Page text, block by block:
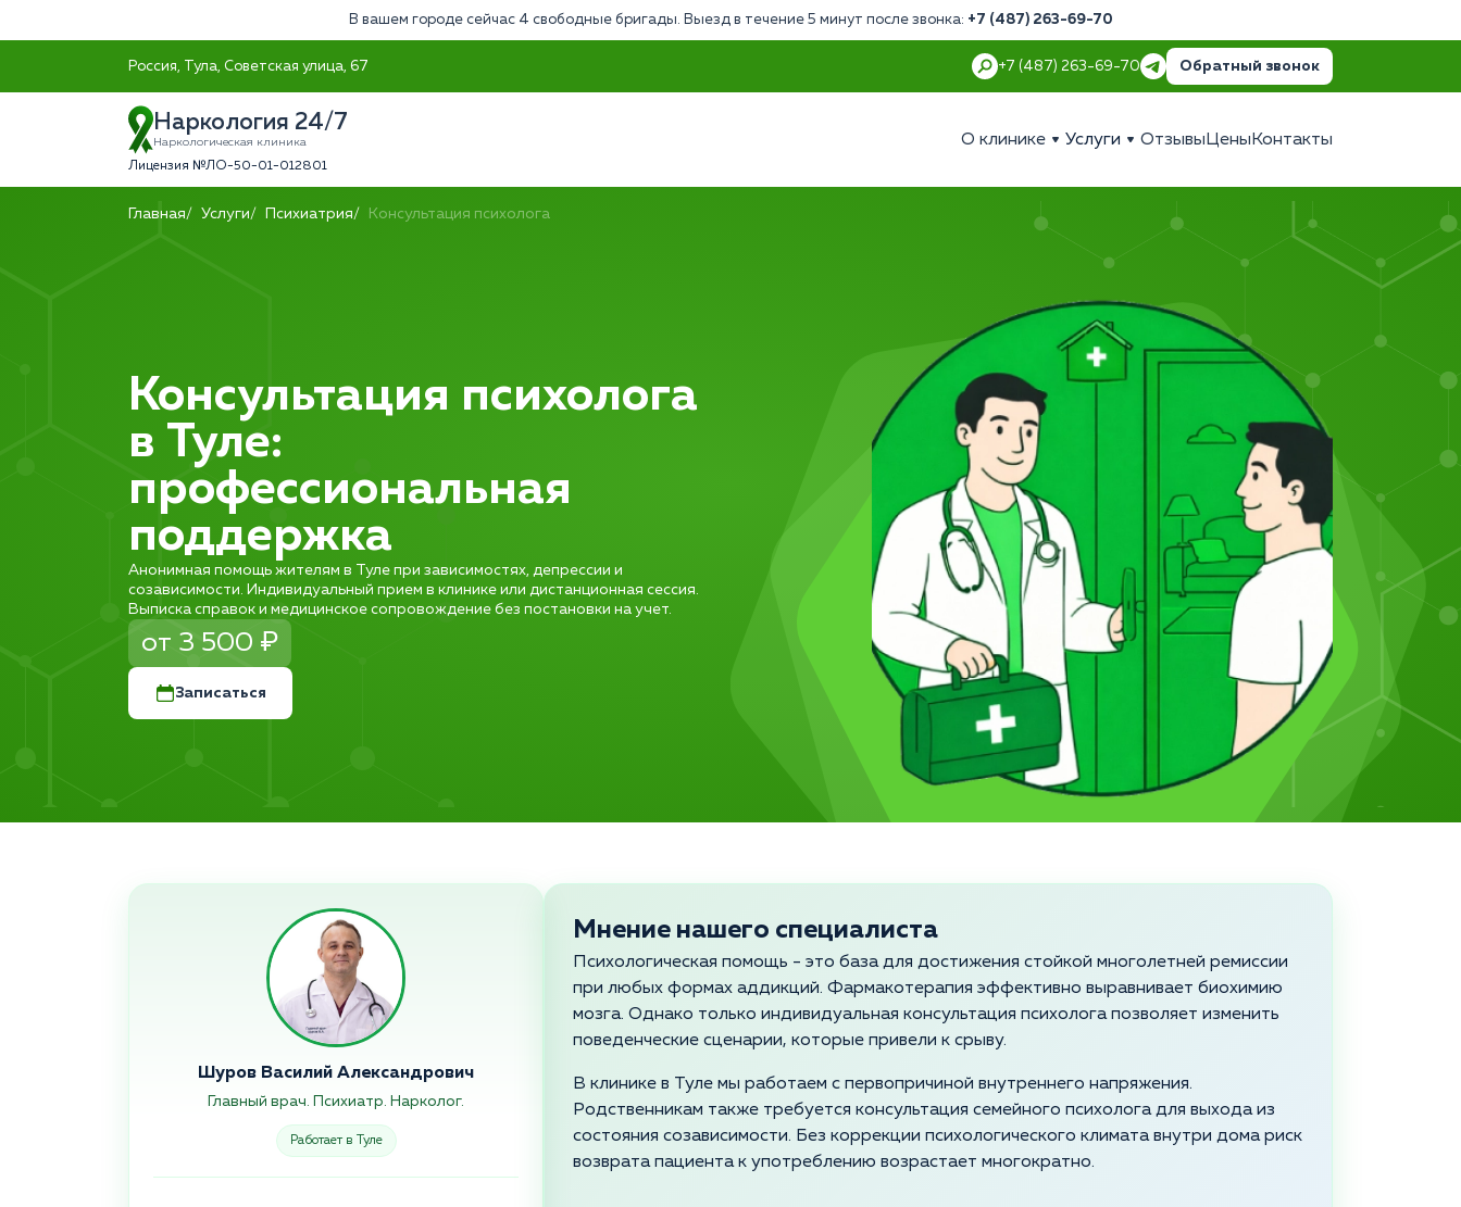
В вашем городе сейчас 4 свободные бригады. Выезд в течение 5 минут после звонка: +7 (487) 263-69-70
Россия, Тула, Советская улица, 67 +7 (487) 263-69-70 Обратный звонок
Наркология 24/7
Наркологическая клиника
Лицензия №ЛО-50-01-012801
О клинике Услуги Отзывы Цены Контакты
Главная Услуги Психиатрия Консультация психолога
Консультация психолога
в Туле:
профессиональная
поддержка
Анонимная помощь жителям в Туле при зависимостях, депрессии и
созависимости. Индивидуальный прием в клинике или дистанционная сессия.
Выписка справок и медицинское сопровождение без постановки на учет.
от 3 500 ₽
Записаться
Шуров Василий Александрович
Главный врач. Психиатр. Нарколог.
Работает в Туле
Мнение нашего специалиста
Психологическая помощь - это база для достижения стойкой многолетней ремиссии
при любых формах аддикций. Фармакотерапия эффективно выравнивает биохимию
мозга. Однако только индивидуальная консультация психолога позволяет изменить
поведенческие сценарии, которые привели к срыву.
В клинике в Туле мы работаем с первопричиной внутреннего напряжения.
Родственникам также требуется консультация семейного психолога для выхода из
состояния созависимости. Без коррекции психологического климата внутри дома риск
возврата пациента к употреблению возрастает многократно.